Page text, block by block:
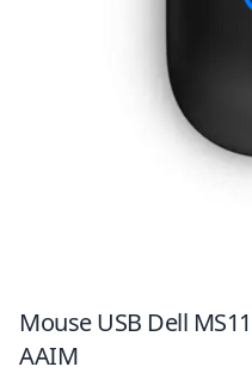
Mouse USB Dell
AAIM